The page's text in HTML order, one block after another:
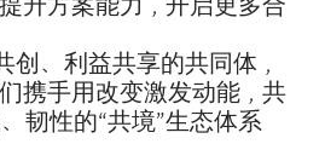
创、利益共享的共同体，
携手用改变激发动能，共
韧性的“共境”生态体系